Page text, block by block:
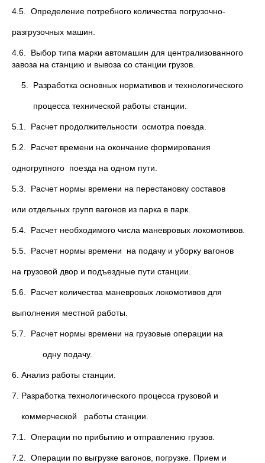
4.5. Определение потребного количества погрузочно-
разгрузочных машин.
4.6. Выбор типа марки автомашин для централизованного
завоза на станцию и вывоза со станции грузов.
5. Разработка основных нормативов и технологического
процесса технической работы станции.
5.1. Расчет продолжительности осмотра поезда.
5.2. Расчет времени на окончание формирования
одногрупного поезда на одном пути.
5.3. Расчет нормы времени на перестановку составов
или отдельных групп вагонов из парка в парк.
5.4. Расчет необходимого числа маневровых локомотивов.
5.5. Расчет нормы времени на подачу и уборку вагонов
на грузовой двор и подъездные пути станции.
5.6. Расчет количества маневровых локомотивов для
выполнения местной работы.
5.7. Расчет нормы времени на грузовые операции на
одну подачу.
6. Анализ работы станции.
7. Разработка технологического процесса грузовой и
коммерческой работы станции.
7.1. Операции по прибытию и отправлению грузов.
7.2. Операции по выгрузке вагонов, погрузке. Прием и